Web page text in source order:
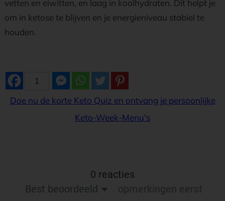
vetten en eiwitten, en laag in koolhydraten. Dit helpt je
om in ketose te blijven en je energieniveau stabiel te
houden.
1
Doe nu de korte Keto Quiz en ontvang je persoonlijke
Keto-Week-Menu's
0 reacties
Best beoordeeld
opmerkingen eerst